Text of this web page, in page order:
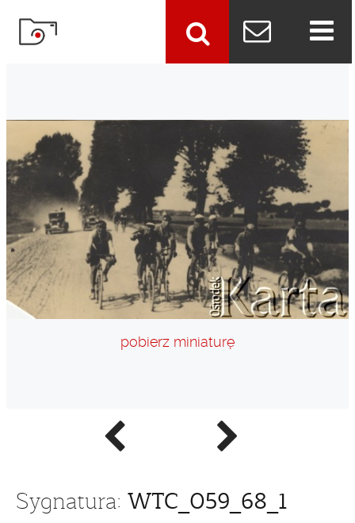
Poprzednie
zdjęcie
Następne
zdjęcie
pobierz miniaturę
Sygnatura: WTC_059_68_1